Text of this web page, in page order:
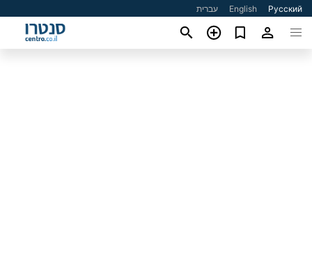
עברית English Русский